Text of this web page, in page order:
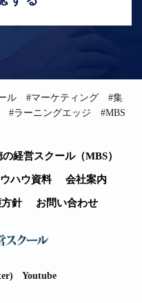
ル #マーケティング #集
ラーニングエッジ #MBS
経営スクール（MBS）
ウハウ資料 会社案内
針 お問い合わせ
Youtube